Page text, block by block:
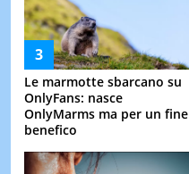
Le marmotte sbarcano su
OnlyFans: nasce
OnlyMarms ma per un fine
benefico